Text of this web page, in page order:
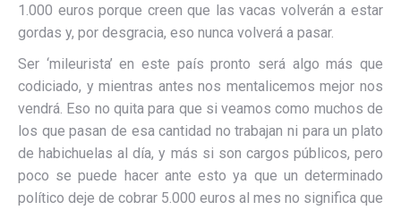
1.000 euros porque creen que las vacas volverán a estar
gordas y, por desgracia, eso nunca volverá a pasar.
Ser ‘mileurista’ en este país pronto será algo más que
codiciado, y mientras antes nos mentalicemos mejor nos
vendrá. Eso no quita para que si veamos como muchos de
los que pasan de esa cantidad no trabajan ni para un plato
de habichuelas al día, y más si son cargos públicos, pero
poco se puede hacer ante esto ya que un determinado
político deje de cobrar 5.000 euros al mes no significa que